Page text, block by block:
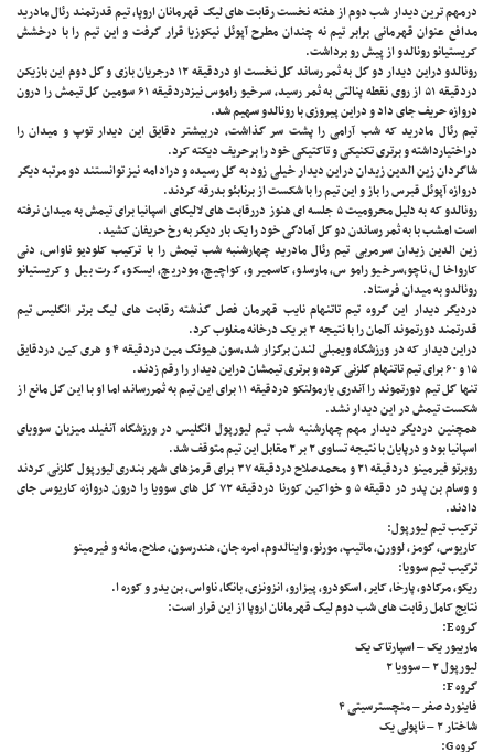
درمهم ترین دیدار شب دوم از هفته نخست رقابت های لیگ قهرمانان اروپا، تیم قدرتمند رئال مادرید
مدافع عنوان قهرمانی برابر تیم نه چندان مطرح آپوئل نیکوزیا قرار گرفت و این تیم را با درخشش
کریستیانو رونالدو از پیش رو برداشت.
رونالدو دراین دیدار دو گل به ثمر رساند گل نخست او دردقیقه ۱۲ درجریان بازی و گل دوم این بازیکن
دردقیقه ۵۱ از روی نقطه پنالتی به ثمر رسید، سرخیو راموس نیزدردقیقه ۶۱ سومین گل تیمش را درون
دروازه حریف جای داد و دراین پیروزی با رونالدو سهیم شد.
تیم رئال مادرید که شب آرامی را پشت سر گذاشت، دربیشتر دقایق این دیدار توپ و میدان را
دراختیارداشته و برتری تکنیکی و تاکتیکی خود را برحریف دیکته کرد.
شاگردان زین الدین زیدان دراین دیدار خیلی زود به گل رسیده و درادامه نیز توانستند دو مرتبه دیگر
دروازه آپوئل قبرس را باز و این تیم را با شکست از برنابئو بدرقه کردند.
رونالدو که به دلیل محرومیت ۵ جلسه ای هنوز دررقابت های لالیگای اسپانیا برای تیمش به میدان نرفته
است امشب با به ثمر رساندن دو گل آمادگی خود را یک بار دیگر به رخ حریفان کشید.
زین الدین زیدان سرمربی تیم رئال مادرید چهارشنبه شب تیمش را با ترکیب کلودیو ناواس، دنی
کارواخال، ناچو،سرخیو راموس، مارسلو، کاسمیرو، کواچیچ، مودریچ، ایسکو، گرت بیل و کریستیانو
رونالدو به میدان فرستاد.
دردیگر دیدار این گروه تیم تاتنهام نایب قهرمان فصل گذشته رقابت های لیگ برتر انگلیس تیم
قدرتمند دورتموند آلمان را با نتیجه ۳ بر یک درخانه مغلوب کرد.
دراین دیدار که در ورزشگاه ویمبلی لندن برگزار شد،سون هیونگ مین دردقیقه ۴ و هری کین دردقایق
۱۵ و ۶۰ برای تیم تاتنهام گلزنی کرده و برتری تیمشان دراین دیدار را رقم زدند.
تنها گل تیم دورتموند را آندری یارمولنکو دردقیقه ۱۱ برای این تیم به ثمررساند اما او با این گل مانع از
شکست تیمش در این دیدار نشد.
همچنین دردیگر دیدار مهم چهارشنبه شب تیم لیورپول انگلیس در ورزشگاه آنفیلد میزبان سوویای
اسپانیا بود و درپایان با نتیجه تساوی ۲ بر ۲ مقابل این تیم متوقف شد.
روبرتو فیرمینو دردقیقه ۲۱ و محمدصلاح دردقیقه ۳۷ برای قرمزهای شهر بندری لیورپول گلزنی کردند
و وسام بن پدر در دقیقه ۵ و خواکین کورنا دردقیقه ۷۲ گل های سوویا را درون دروازه کاریوس جای
دادند.
ترکیب تیم لیورپول:
کاریوس، گومز، لوورن، ماتیپ، مورنو، واینالدوم، امره جان، هندرسون، صلاح، مانه و فیرمینو
ترکیب تیم سوویا:
ریکو، مرکادو، پارخا، کایر، اسکودرو، پیزارو، انزونزی، بانگا، ناواس، بن یدر و کوره ا.
نتایج کامل رقابت های شب دوم لیگ قهرمانان اروپا از این قرار است:
گروه E:
ماریبور یک – اسپارتاک یک
لیورپول ۲ – سوویا ۲
گروه F:
فاینورد صفر – منچسترسیتی ۴
شاختار ۲ – ناپولی یک
گروه G: